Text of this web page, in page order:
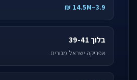
3.9–14.5M ₪
בלוך 39-41
אפריקה ישראל מגורים